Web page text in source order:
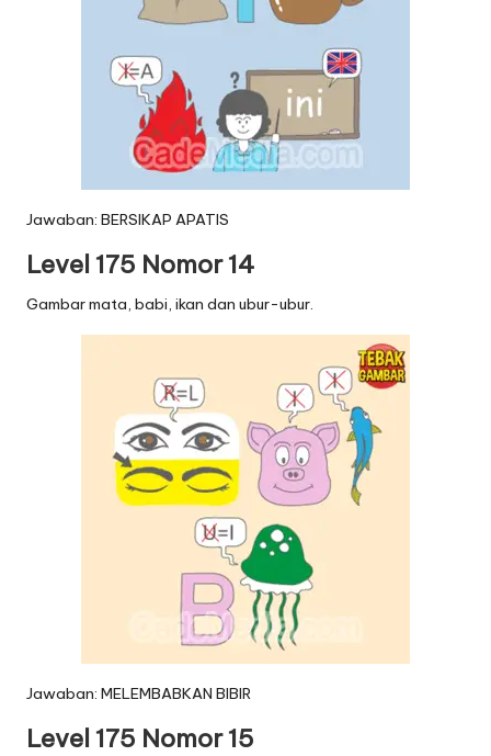
Jawaban: BERSIKAP APATIS
Level 175 Nomor 14
Gambar mata, babi, ikan dan ubur-ubur.
Jawaban: MELEMBABKAN BIBIR
Level 175 Nomor 15